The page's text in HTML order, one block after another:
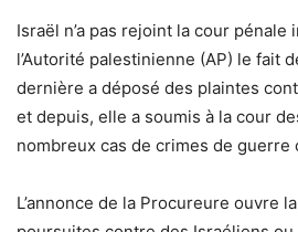
Israël n’a pas rejoint la cour pénale
l’Autorité palestinienne (AP) le fait
dernière a déposé des plaintes
et depuis, elle a soumis à la cour
nombreux cas de crimes de guerre
L’annonce de la Procureure ouvre